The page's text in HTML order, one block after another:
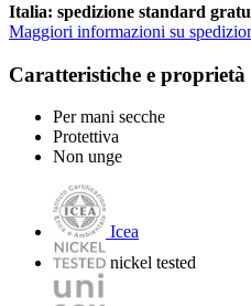
Italia: spedizione standard
Maggiori informazioni su
Caratteristiche e proprietà
Per mani secche
Protettiva
Non unge
Icea
nickel tested